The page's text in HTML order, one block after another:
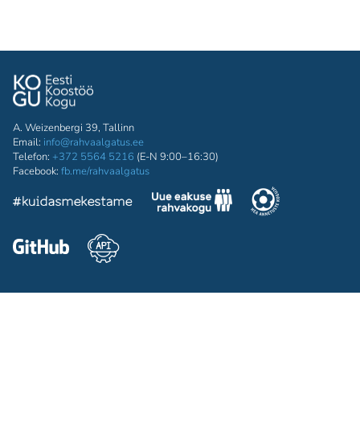
A. Weizenbergi 39, Tallinn
Email: info@rahvaalgatus.ee
Telefon: +372 5564 5216 (E-N 9:00–16:30)
Facebook: fb.me/rahvaalgatus